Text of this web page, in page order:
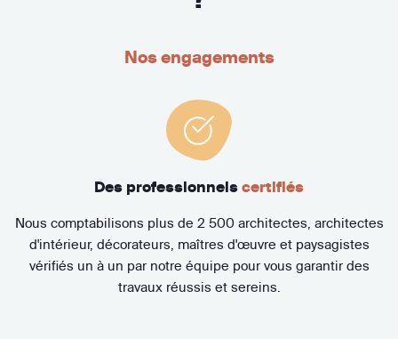
Nos engagements
Des professionnels certifiés
Nous comptabilisons plus de 2 500 architectes, architectes
d'intérieur, décorateurs, maîtres d'œuvre et paysagistes
vérifiés un à un par notre équipe pour vous garantir des
travaux réussis et sereins.